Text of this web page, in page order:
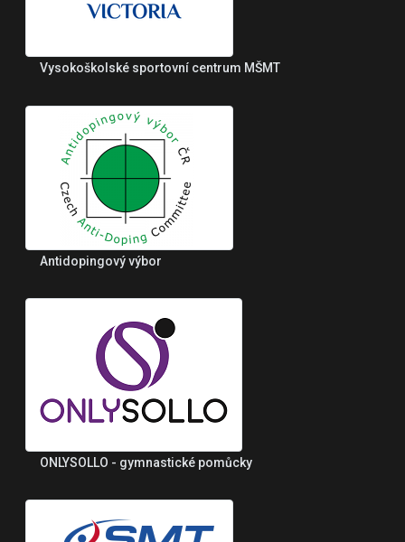
Vysokoškolské sportovní centrum MŠMT
Antidopingový výbor
ONLYSOLLO - gymnastické pomůcky